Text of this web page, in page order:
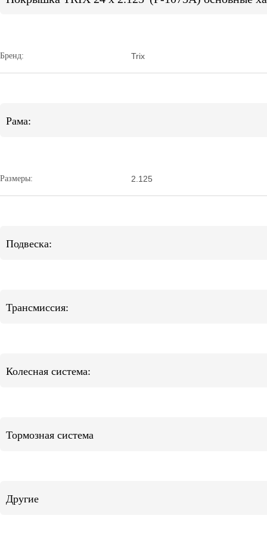
Бренд: Trix
Рама:
Размеры: 2.125
Подвеска:
Трансмиссия:
Колесная система:
Тормозная система
Другие